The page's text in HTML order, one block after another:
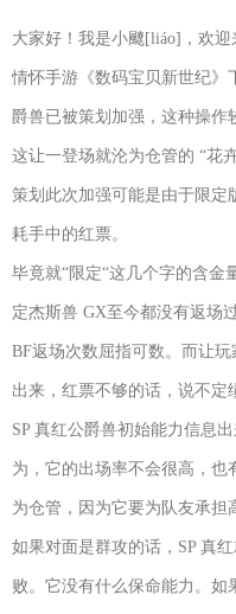
大家好！我是小飉[liáo]，欢迎
情怀手游《数码宝贝新世纪
爵兽已被策划加强，这种操作
这让一登场就沦为仓管的 “花
策划此次加强可能是由于限定
耗手中的红票。
毕竟就“限定“这几个字的含金
定杰斯兽 GX至今都没有返场
BF返场次数屈指可数。而让
出来，红票不够的话，说不定
SP 真红公爵兽初始能力信息
为，它的出场率不会很高，也
为仓管，因为它要为队友承担
如果对面是群攻的话，SP 真
败。它没有什么保命能力。如